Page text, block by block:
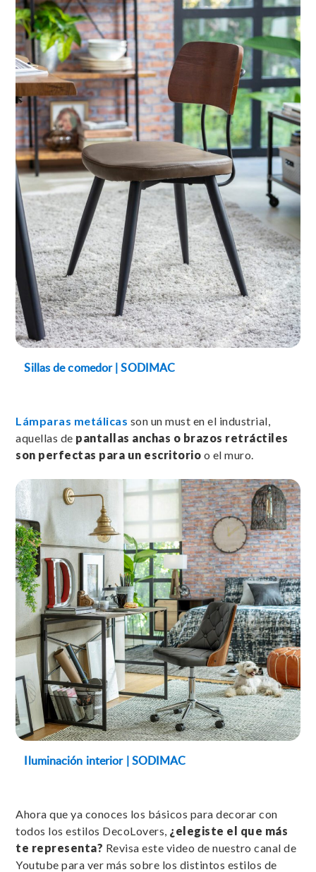
Sillas de comedor | SODIMAC
Lámparas metálicas son un must en el industrial,
aquellas de pantallas anchas o brazos retráctiles
son perfectas para un escritorio o el muro.
Iluminación interior | SODIMAC
Ahora que ya conoces los básicos para decorar con
todos los estilos DecoLovers, ¿elegiste el que más
te representa? Revisa este video de nuestro canal de
Youtube para ver más sobre los distintos estilos de